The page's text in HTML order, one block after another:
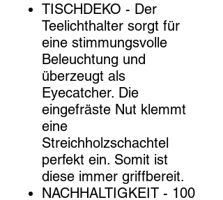
TISCHDEKO - Der
Teelichthalter sorgt für
eine stimmungsvolle
Beleuchtung und
überzeugt als
Eyecatcher. Die
eingefräste Nut klemmt
eine
Streichholzschachtel
perfekt ein. Somit ist
diese immer griffbereit.
NACHHALTIGKEIT - 100